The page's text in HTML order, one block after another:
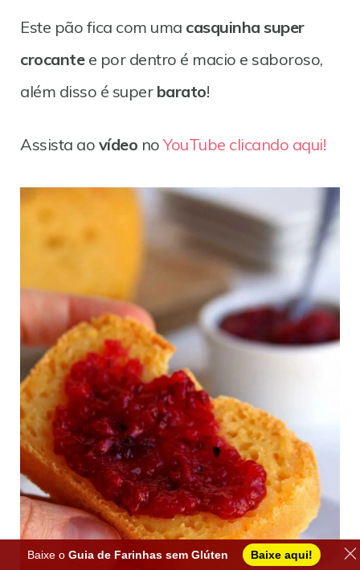
Este pão fica com uma casquinha super
crocantee por dentro é macio e saboroso,
além disso é super barato!
Assista ao vídeo noYouTube clicando aqui!
Baixe o Guia de Farinhas sem Glúten Baixe aqui!